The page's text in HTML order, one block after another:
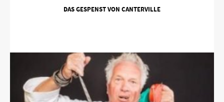
DAS GESPENST VON CANTERVILLE